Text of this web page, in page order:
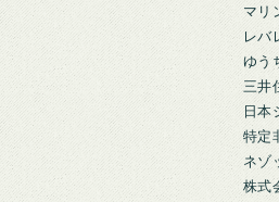
マリ
レバ
ゆう
三井
日本
特定
ネゾ
株式